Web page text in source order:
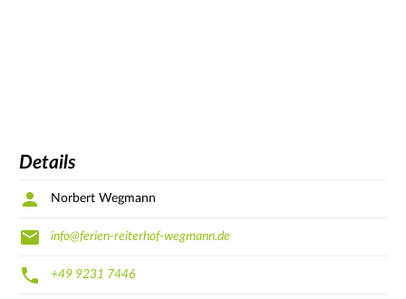
Details
Norbert Wegmann
info@ferien-reiterhof-wegmann.de
+49 9231 7446